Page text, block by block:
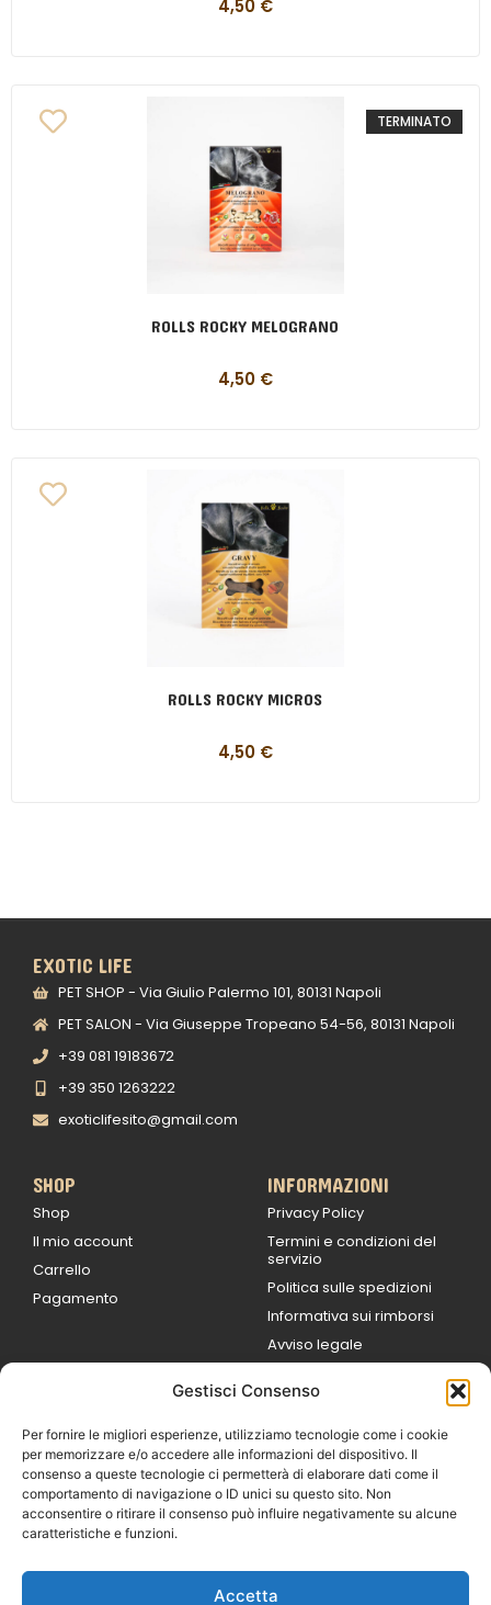
Gestisci Consenso
Per fornire le migliori esperienze, utilizziamo tecnologie come i cookie
per memorizzare e/o accedere alle informazioni del dispositivo. Il
consenso a queste tecnologie ci permetterà di elaborare dati come il
comportamento di navigazione o ID unici su questo sito. Non
acconsentire o ritirare il consenso può influire negativamente su alcune
caratteristiche e funzioni.
Accetta
4,50 €
TERMINATO
ROLLS ROCKY MELOGRANO
4,50 €
ROLLS ROCKY MICROS
4,50 €
EXOTIC LIFE
PET SHOP - Via Giulio Palermo 101, 80131 Napoli
PET SALON - Via Giuseppe Tropeano 54-56, 80131 Napoli
+39 081 19183672
+39 350 1263222
exoticlifesito@gmail.com
SHOP
Shop
Il mio account
Carrello
Pagamento
INFORMAZIONI
Privacy Policy
Termini e condizioni del
servizio
Politica sulle spedizioni
Informativa sui rimborsi
Avviso legale
9:00
Sabato 09:00 /
14:00
16:30 /
Domenica